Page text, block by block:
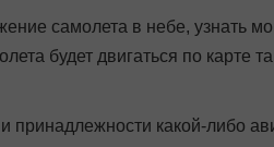
самолета в небе, узнать
будет двигаться по карте
какой-либо